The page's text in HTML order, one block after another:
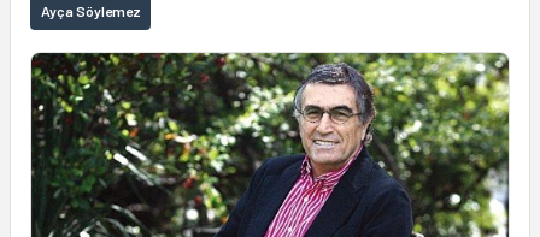
Ayça Söylemez